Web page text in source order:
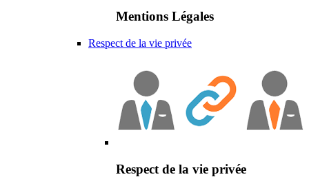
Mentions Légales
Respect de la vie privée
Respect de la vie privée